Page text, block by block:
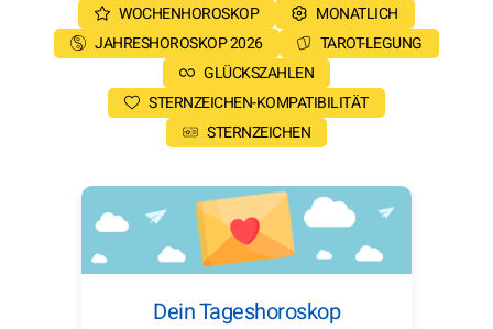
WOCHENHOROSKOP
MONATLICH
JAHRESHOROSKOP 2026
TAROT-LEGUNG
GLÜCKSZAHLEN
STERNZEICHEN-KOMPATIBILITÄT
STERNZEICHEN
Dein Tageshoroskop